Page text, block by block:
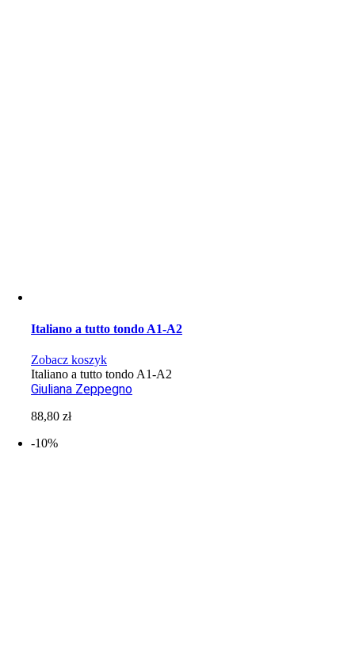
Italiano a tutto tondo A1-A2
Zobacz koszyk
Italiano a tutto tondo A1-A2
Giuliana Zeppegno
88,80zł
-10%